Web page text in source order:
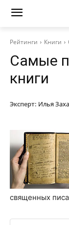
Рейтинги Книги
Самые
книги
Эксперт: Илья
священных